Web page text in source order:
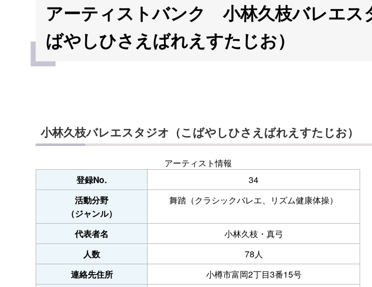
アーティストバンク 小林久枝バレエス
ばやしひさえばれえすたじお）
小林久枝バレエスタジオ（こばやしひさえばれえすたじお）
アーティスト情報
登録No. 34
活動分野
（ジャンル）
舞踏（クラシックバレエ、リズム健康体操）
代表者名 小林久枝・真弓
人数 78人
連絡先住所 小樽市富岡2丁目3番15号